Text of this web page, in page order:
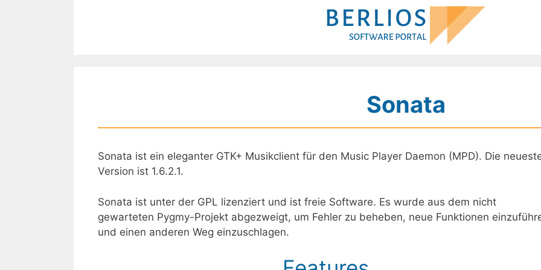
Sonata
Sonata ist ein eleganter GTK+ Musikclient für den Music Player Daemon (MPD). Die
Version ist 1.6.2.1.
Sonata ist unter der GPL lizenziert und ist freie Software. Es wurde aus dem nicht
gewarteten Pygmy-Projekt abgezweigt, um Fehler zu beheben, neue Funktionen
und einen anderen Weg einzuschlagen.